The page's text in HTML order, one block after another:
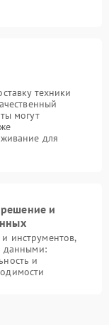
техники
могут
для
и
инструментов,
данными:
и